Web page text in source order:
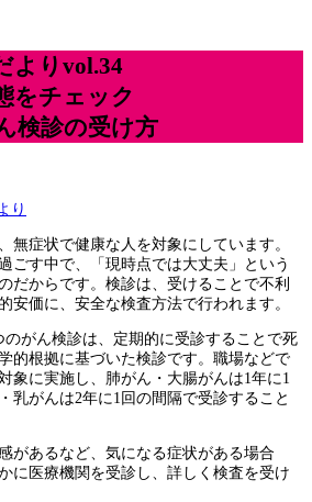
よりvol.34
をチェック
検診の受け方
り
無症状で健康な人を対象にしています。
ごす中で、「現時点では大丈夫」という
だからです。検診は、受けることで不利
安価に、安全な検査方法で行われます。
がん検診は、定期的に受診することで死
的根拠に基づいた検診です。職場などで
象に実施し、肺がん・大腸がんは1年に1
乳がんは2年に1回の間隔で受診すること
があるなど、気になる症状がある場合
に医療機関を受診し、詳しく検査を受け